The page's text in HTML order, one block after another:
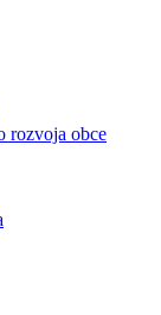
rozvoja obce